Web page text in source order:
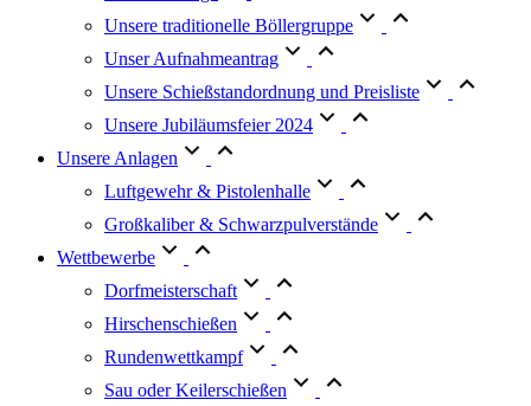
Unsere traditionelle Böllergruppe
Unser Aufnahmeantrag
Unsere Schießstandordnung und Preisliste
Unsere Jubiläumsfeier 2024
Unsere Anlagen
Luftgewehr & Pistolenhalle
Großkaliber & Schwarzpulverstände
Wettbewerbe
Dorfmeisterschaft
Hirschenschießen
Rundenwettkampf
Sau oder Keilerschießen